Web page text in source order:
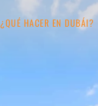
¿QUÉ HACER EN DUBÁI?